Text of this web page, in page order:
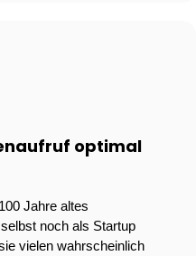
optimal
Jahre altes
noch als Startup
vielen wahrscheinlich